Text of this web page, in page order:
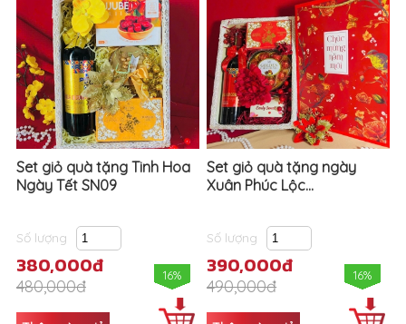
Set giỏ quà tặng Tinh Hoa
Ngày Tết SN09
Số lượng
380,000đ
480,000đ
16%
Set giỏ quà tặng ngày
Xuân Phúc Lộc...
Số lượng
390,000đ
490,000đ
16%